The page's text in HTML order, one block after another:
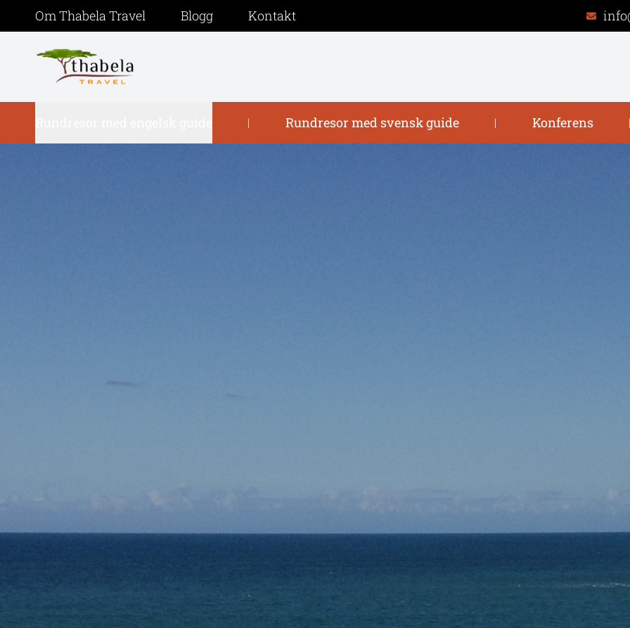
Om Thabela Travel Blogg Kontakt
| Rundresor med svensk guide | Konferens |